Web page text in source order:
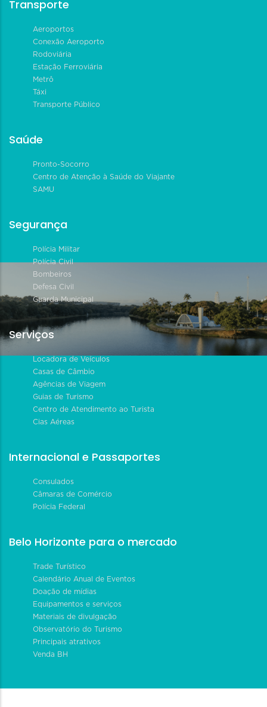
Transporte
Aeroportos
Conexão Aeroporto
Rodoviária
Estação Ferroviária
Metrô
Táxi
Transporte Público
Saúde
Pronto-Socorro
Centro de Atenção à Saúde do Viajante
SAMU
Segurança
Polícia Militar
Polícia Civil
Bombeiros
Defesa Civil
Guarda Municipal
Serviços
Locadora de Veículos
Casas de Câmbio
Agências de Viagem
Guias de Turismo
Centro de Atendimento ao Turista
Cias Aéreas
Internacional e Passaportes
Consulados
Câmaras de Comércio
Polícia Federal
Belo Horizonte para o mercado
Trade Turístico
Calendário Anual de Eventos
Doação de mídias
Equipamentos e serviços
Materiais de divulgação
Observatório do Turismo
Principais atrativos
Venda BH